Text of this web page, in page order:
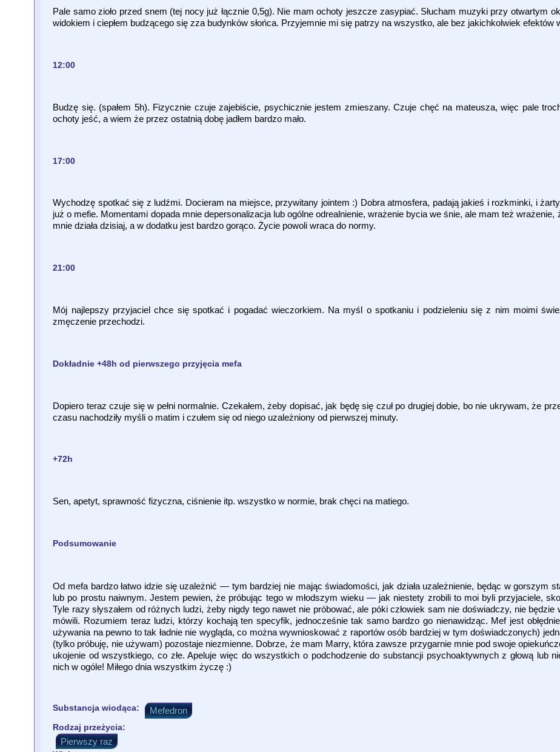
Pale samo zioło przed snem (tej nocy już łącznie 0,5g). Nie mam ochoty jeszcze zasypiać. Słucham muzyki przy otwartym
widokiem i ciepłem budzącego się zza budynków słońca. Przyjemnie mi się patrzy na wszystko, ale bez jakichkolwiek efektów
12:00
Budzę się. (spałem 5h). Fizycznie czuje zajebiście, psychicznie jestem zmieszany. Czuje chęć na mateusza, więc pale
ochoty jeść, a wiem że przez ostatnią dobę jadłem bardzo mało.
17:00
Wychodzę spotkać się z ludźmi. Docieram na miejsce, przywitany jointem :) Dobra atmosfera, padają jakieś i rozkminki, i
już o mefie. Momentami dopada mnie depersonalizacja lub ogólne odrealnienie, wrażenie bycia we śnie, ale mam też wrażenie,
mnie działa dzisiaj, a w dodatku jest bardzo gorąco. Życie powoli wraca do normy.
21:00
Mój najlepszy przyjaciel chce się spotkać i pogadać wieczorkiem. Na myśl o spotkaniu i podzieleniu się z nim moimi
zmęczenie przechodzi.
Dokładnie +48h od pierwszego przyjęcia mefa
Dopiero teraz czuje się w pełni normalnie. Czekałem, żeby dopisać, jak będę się czuł po drugiej dobie, bo nie ukrywam, że
czasu nachodziły myśli o matim i czułem się od niego uzależniony od pierwszej minuty.
+72h
Sen, apetyt, sprawność fizyczna, ciśnienie itp. wszystko w normie, brak chęci na matiego.
Podsumowanie
Od mefa bardzo łatwo idzie się uzależnić — tym bardziej nie mając świadomości, jak działa uzależnienie, będąc w gorszym
lub po prostu naiwnym. Jestem pewien, że próbując tego w młodszym wieku — jak niestety zrobili to moi byli przyjaciele,
Tyle razy słyszałem od różnych ludzi, żeby nigdy tego nawet nie próbować, ale póki człowiek sam nie doświadczy, nie będzie
mówili. Rozumiem teraz ludzi, którzy kochają ten specyfik, jednocześnie tak samo bardzo go nienawidząc. Mef jest
używania na pewno to tak ładnie nie wygląda, co można wywnioskować z raportów osób bardziej w tym doświadczonych)
(tylko próbuję, nie używam) pozostaje niezmienne. Dobrze, że mam Marry, która zawsze przygarnie mnie pod swoje
ukojenie od wszystkiego, co złe. Apeluje więc do wszystkich o podchodzenie do substancji psychoaktywnych z głową lub
nich w ogóle! Miłego dnia wszystkim życzę :)
Substancja wiodąca: Mefedron
Rodzaj przeżycia:
Pierwszy raz